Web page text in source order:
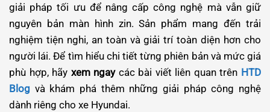
giải pháp tối ưu để nâng cấp công nghệ mà vẫn giữ
nguyên bản màn hình zin. Sản phẩm mang đến trải
nghiệm tiện nghi, an toàn và giải trí toàn diện hơn cho
người lái. Để tìm hiểu chi tiết từng phiên bản và mức giá
phù hợp, hãy xem ngaycác bài viết liên quan trên HTD
Blog và khám phá thêm những giải pháp công nghệ
dành riêng cho xe Hyundai.